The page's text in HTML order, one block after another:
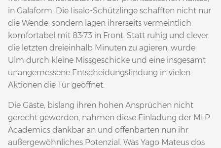
in Galaform. Die Iisalo-Schützlinge schafften nicht nur
die Wende, sondern lagen ihrerseits vermeintlich
komfortabel mit 83:73 in Front. Statt ruhig und clever
die letzten dreieinhalb Minuten zu agieren, wurde
Ulm durch kleine Missgeschicke und eine insgesamt
unangemessene Entscheidungsfindung in vielen
Aktionen die Tür geöffnet.
Die Gäste, bislang ihren hohen Ansprüchen nicht
gerecht geworden, nahmen diese Einladung der MLP
Academics dankbar an und offenbarten nun ihr
außergewöhnliches Potenzial. Was Yago Mateus dos